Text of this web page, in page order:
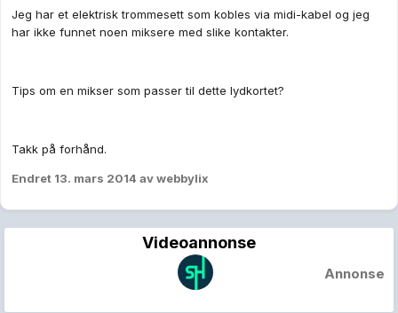
Jeg har et elektrisk trommesett som kobles via midi-kabel og jeg
har ikke funnet noen miksere med slike kontakter.
Tips om en mikser som passer til dette lydkortet?
Takk på forhånd.
Endret 13. mars 2014 av webbylix
Videoannonse
Annonse